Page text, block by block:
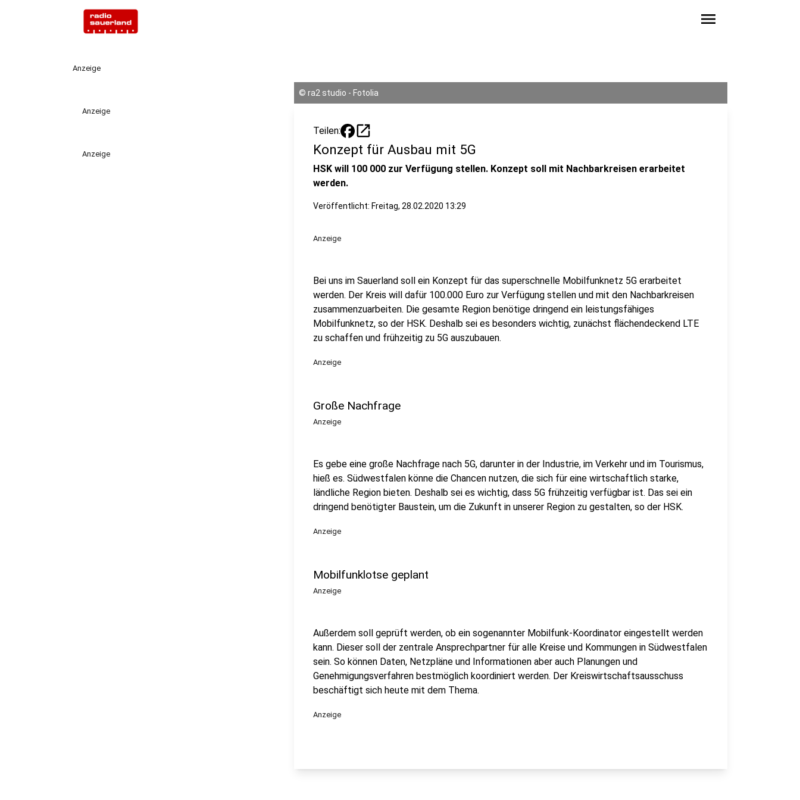
menu
Anzeige
Anzeige
Anzeige
© ra2 studio - Fotolia
Teilen: open_in_new
Konzept für Ausbau mit 5G
HSK will 100 000 zur Verfügung stellen. Konzept soll mit Nachbarkreisen erarbeitet
werden.
Veröffentlicht: Freitag, 28.02.2020 13:29
Anzeige
Bei uns im Sauerland soll ein Konzept für das superschnelle Mobilfunknetz 5G erarbeitet
werden. Der Kreis will dafür 100.000 Euro zur Verfügung stellen und mit den Nachbarkreisen
zusammenzuarbeiten. Die gesamte Region benötige dringend ein leistungsfähiges
Mobilfunknetz, so der HSK. Deshalb sei es besonders wichtig, zunächst flächendeckend LTE
zu schaffen und frühzeitig zu 5G auszubauen.
Anzeige
Große Nachfrage
Anzeige
Es gebe eine große Nachfrage nach 5G, darunter in der Industrie, im Verkehr und im Tourismus,
hieß es. Südwestfalen könne die Chancen nutzen, die sich für eine wirtschaftlich starke,
ländliche Region bieten. Deshalb sei es wichtig, dass 5G frühzeitig verfügbar ist. Das sei ein
dringend benötigter Baustein, um die Zukunft in unserer Region zu gestalten, so der HSK.
Anzeige
Mobilfunklotse geplant
Anzeige
Außerdem soll geprüft werden, ob ein sogenannter Mobilfunk-Koordinator eingestellt werden
kann. Dieser soll der zentrale Ansprechpartner für alle Kreise und Kommungen in Südwestfalen
sein. So können Daten, Netzpläne und Informationen aber auch Planungen und
Genehmigungsverfahren bestmöglich koordiniert werden. Der Kreiswirtschaftsausschuss
beschäftigt sich heute mit dem Thema.
Anzeige